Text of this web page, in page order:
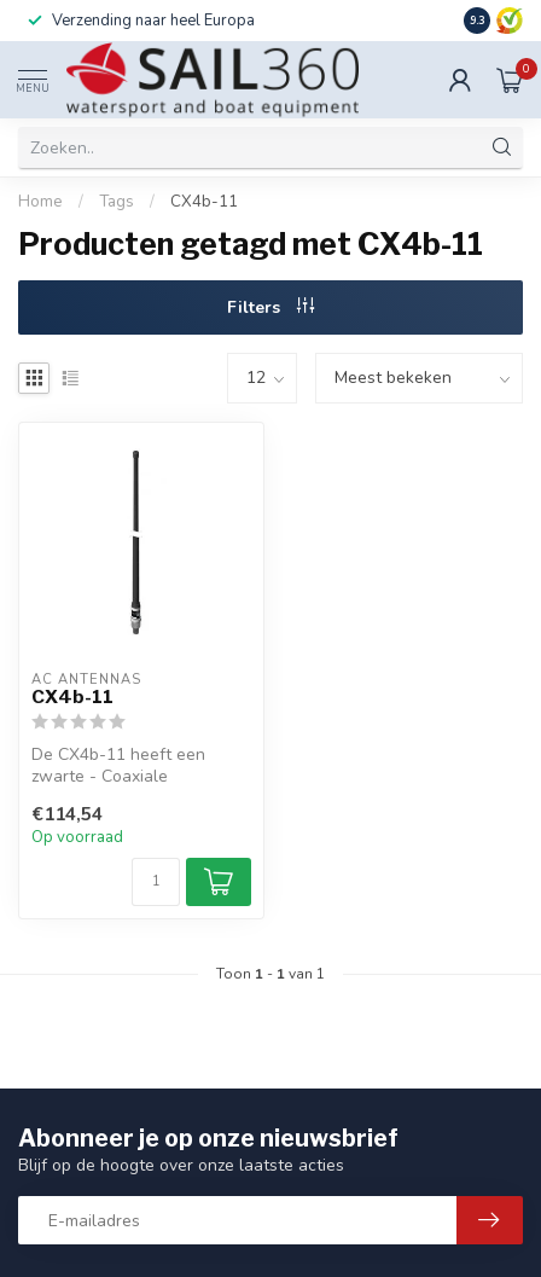
Verzending naar heel Europa Ook
9.3
MENU
0
Home / Tags / CX4b-11
Producten getagd met CX4b-11
Filters
AC ANTENNAS
CX4b-11
De CX4b-11 heeft een
zwarte - Coaxiale
connector, 1" 1...
€114,54
Op voorraad
Toon 1 - 1van 1
Abonneer je op onze nieuwsbrief
Blijf op de hoogte over onze laatste acties